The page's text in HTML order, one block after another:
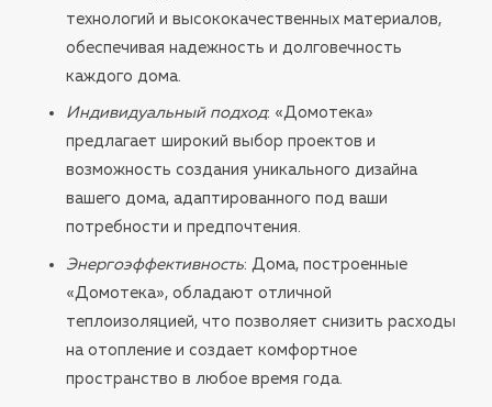
технологий и высококачественных материалов,
обеспечивая надежность и долговечность
каждого дома.
Индивидуальный подход: «Домотека»
предлагает широкий выбор проектов и
возможность создания уникального дизайна
вашего дома, адаптированного под ваши
потребности и предпочтения.
Энергоэффективность: Дома, построенные
«Домотека», обладают отличной
теплоизоляцией, что позволяет снизить расходы
на отопление и создает комфортное
пространство в любое время года.